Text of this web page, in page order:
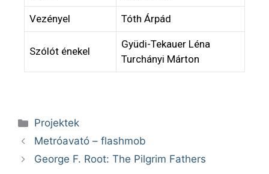
Vezényel Tóth Árpád
Szólót énekel
Gyüdi-Tekauer Léna
Turchányi Márton
Projektek
Metróavató – flashmob
George F. Root: The Pilgrim Fathers